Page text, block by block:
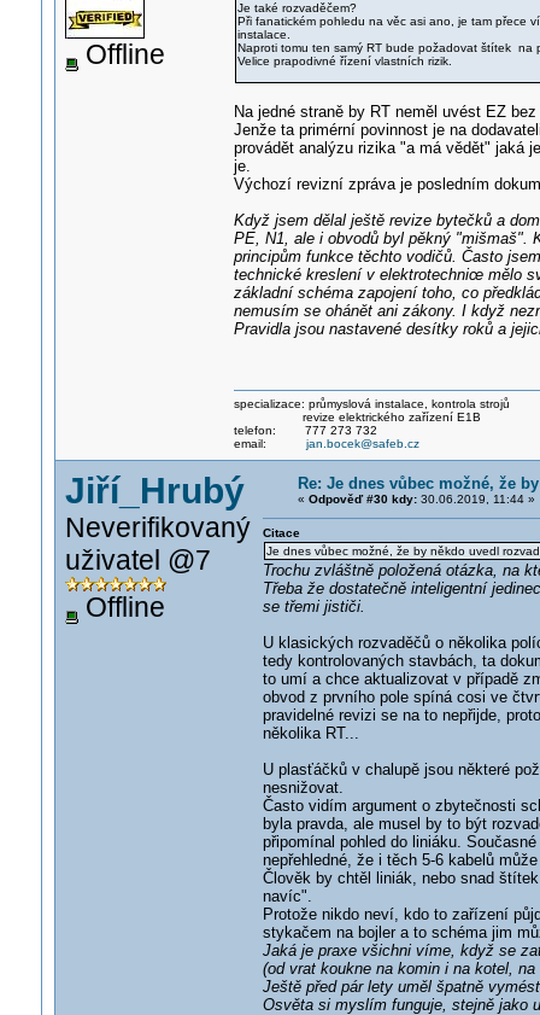
Offline
Je také rozvaděčem?
Při fanatickém pohledu na věc asi ano, je tam přece
instalace.
Naproti tomu ten samý RT bude požadovat štítek na
Velice prapodivné řízení vlastních rizik.
Na jedné straně by RT neměl uvést EZ
Jenže ta primérní povinnost je na
provádět analýzu rizika "a má vědět" jaká
je.
Výchozí revizní zpráva je posledním
Když jsem dělal ještě revize bytečků a
PE, N1, ale i obvodů byl pěkný "mišmaš".
principům funkce těchto vodičů. Často
technické kreslení v elektrotechnice mělo
základní schéma zapojení toho, co
nemusím se ohánět ani zákony. I když
Pravidla jsou nastavené desítky roků a
specializace: průmyslová instalace, kontrola strojů
revize elektrického zařízení E1B
telefon: 777 273 732
email: jan.bocek@safeb.cz
Jiří_Hrubý
Neverifikovaný
uživatel @7
Offline
Re: Je dnes vůbec možné, že
« Odpověď #30 kdy:30.06.2019, 11:44 »
Citace
Je dnes vůbec možné, že by někdo uvedl
Trochu zvláštně položená otázka, na
Třeba že dostatečně inteligentní
se třemi jističi.
U klasických rozvaděčů o několika
tedy kontrolovaných stavbách, ta
to umí a chce aktualizovat v případě
obvod z prvního pole spíná cosi ve
pravidelné revizi se na to nepřijde,
několika RT...
U plasťáčků v chalupě jsou některé
nesnižovat.
Často vidím argument o zbytečnosti
byla pravda, ale musel by to být
připomínal pohled do liniáku.
nepřehledné, že i těch 5-6 kabelů
Člověk by chtěl liniák, nebo snad
navíc".
Protože nikdo neví, kdo to zařízení
stykačem na bojler a to schéma jim
Jaká je praxe všichni víme, když se
(od vrat koukne na komin i na kotel,
Ještě před pár lety uměl špatně
Osvěta si myslím funguje, stejně jako